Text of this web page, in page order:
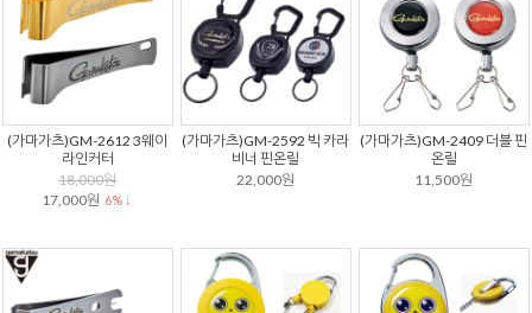
(가마가츠)GM-2612 3웨이
라인커터
18,000원
17,000원 6% ↓
(가마가츠)GM-2592 빅 카라
비너 핀온릴
22,000원
(가마가츠)GM-2409 더블 핀
온릴
11,500원